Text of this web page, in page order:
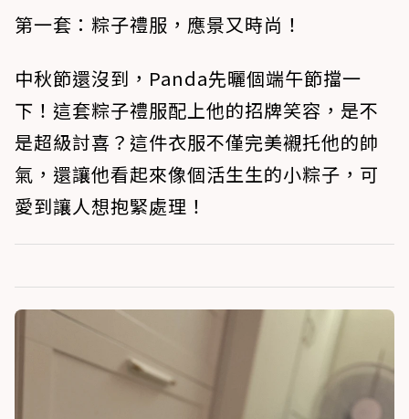
第一套：粽子禮服，應景又時尚！
中秋節還沒到，Panda先曬個端午節擋一
下！這套粽子禮服配上他的招牌笑容，是不
是超級討喜？這件衣服不僅完美襯托他的帥
氣，還讓他看起來像個活生生的小粽子，可
愛到讓人想抱緊處理！